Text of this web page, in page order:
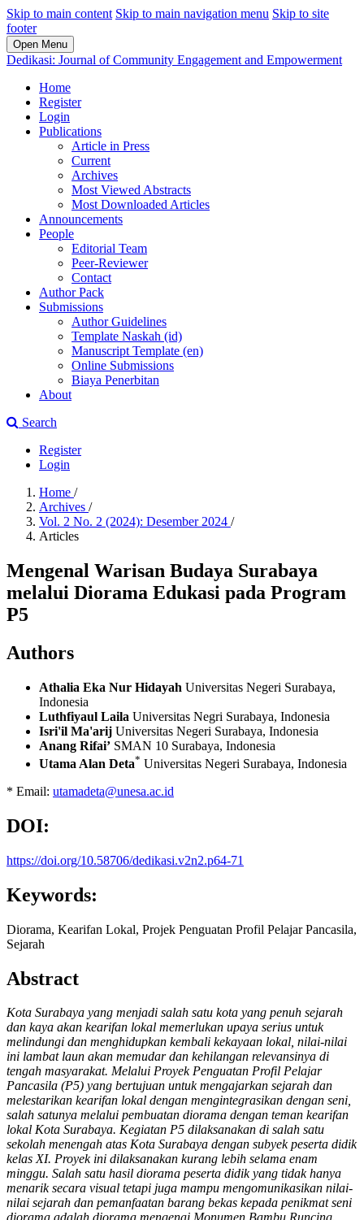
Skip to main content Skip to main navigation menu Skip to site
footer
Open Menu
Dedikasi: Journal of Community Engagement and Empowerment
Home
Register
Login
Publications
Article in Press
Current
Archives
Most Viewed Abstracts
Most Downloaded Articles
Announcements
People
Editorial Team
Peer-Reviewer
Contact
Author Pack
Submissions
Author Guidelines
Template Naskah (id)
Manuscript Template (en)
Online Submissions
Biaya Penerbitan
About
Search
Register
Login
Home /
Archives /
Vol. 2 No. 2 (2024): Desember 2024 /
Articles
Mengenal Warisan Budaya Surabaya
melalui Diorama Edukasi pada Program
P5
Authors
Athalia Eka Nur Hidayah Universitas Negeri Surabaya,
Indonesia
Luthfiyaul Laila Universitas Negri Surabaya, Indonesia
Isri'il Ma'arij Universitas Negeri Surabaya, Indonesia
Anang Rifai’ SMAN 10 Surabaya, Indonesia
Utama Alan Deta* Universitas Negeri Surabaya, Indonesia
* Email: utamadeta@unesa.ac.id
DOI:
https://doi.org/10.58706/dedikasi.v2n2.p64-71
Keywords:
Diorama, Kearifan Lokal, Projek Penguatan Profil Pelajar Pancasila,
Sejarah
Abstract
Kota Surabaya yang menjadi salah satu kota yang penuh sejarah
dan kaya akan kearifan lokal memerlukan upaya serius untuk
melindungi dan menghidupkan kembali kekayaan lokal, nilai-nilai
ini lambat laun akan memudar dan kehilangan relevansinya di
tengah masyarakat. Melalui Proyek Penguatan Profil Pelajar
Pancasila (P5) yang bertujuan untuk mengajarkan sejarah dan
melestarikan kearifan lokal dengan mengintegrasikan dengan seni,
salah satunya melalui pembuatan diorama dengan teman kearifan
lokal Kota Surabaya. Kegiatan P5 dilaksanakan di salah satu
sekolah menengah atas Kota Surabaya dengan subyek peserta didik
kelas XI. Proyek ini dilaksanakan kurang lebih selama enam
minggu. Salah satu hasil diorama peserta didik yang tidak hanya
menarik secara visual tetapi juga mampu mengomunikasikan nilai-
nilai sejarah dan pemanfaatan barang bekas kepada penikmat seni